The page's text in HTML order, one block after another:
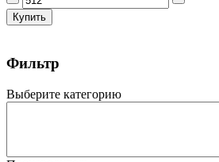
Фильтр
Выберите категорию